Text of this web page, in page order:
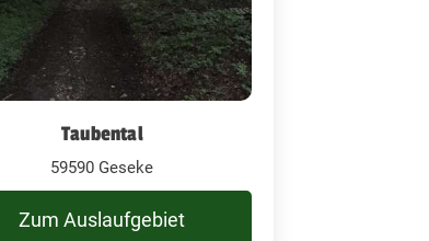
Taubental
59590 Geseke
Zum Auslaufgebiet